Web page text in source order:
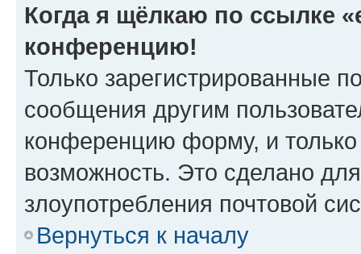
Когда я щёлкаю по ссылке
конференцию!
Только зарегистрированные
сообщения другим
конференцию форму, и
возможность. Это сделано
злоупотребления почтовой
Вернуться к началу